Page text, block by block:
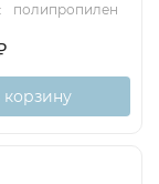
полипропилен
корзину